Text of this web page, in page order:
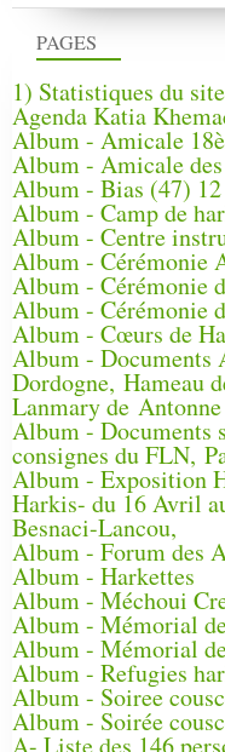
PAGES
1) Statistiques du
Agenda Katia
Album - Amicale
Album - Amicale
Album - Bias (47)
Album - Camp de
Album - Centre
Album - Cérémonie
Album - Cérémonie
Album - Cérémonie
Album - Cœurs de
Album - Documents
Dordogne, Hameau
Lanmary de
Album - Documents
consignes du FLN,
Album - Exposition
Harkis- du 16 Avril
Besnaci-Lancou,
Album - Forum des
Album - Harkettes
Album - Méchoui
Album - Mémorial
Album - Mémorial
Album - Refugies
Album - Soiree
Album - Soirée